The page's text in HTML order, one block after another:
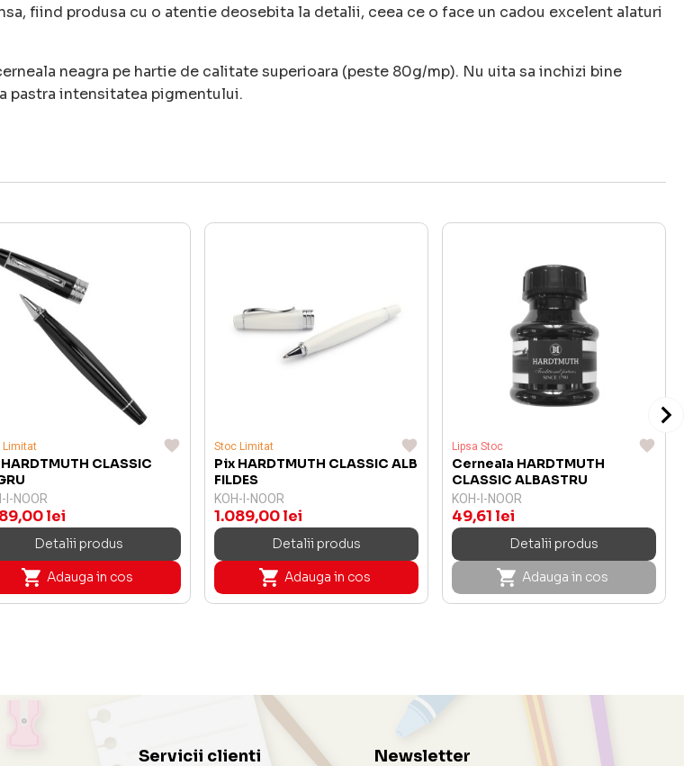
fiind produsa cu o atentie deosebita la detalii, ceea ce o face un cadou excelent alaturi
neagra pe hartie de calitate superioara (peste 80g/mp). Nu uita sa inchizi bine
pastra intensitatea pigmentului.
Limitat
CLASSIC
I-NOOR
lei
Detalii produs
Adauga in cos
Stoc Limitat
Pix HARDTMUTH CLASSIC ALB
FILDES
KOH-I-NOOR
1.089,00 lei
Detalii produs
Adauga in cos
Lipsa Stoc
Cerneala HARDTMUTH
CLASSIC ALBASTRU
KOH-I-NOOR
49,61 lei
Detalii produs
Adauga in cos
Servicii clienti Newsletter